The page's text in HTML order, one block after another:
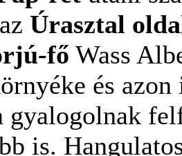
Úrasztal
fő Wass
és
gyalogolnak
is.